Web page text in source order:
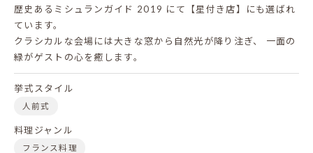
歴史あるミシュランガイド 2019 にて【星付き店】にも選ばれ
ています。
クラシカルな会場には大きな窓から自然光が降り注ぎ、
一面の
緑がゲストの心を癒します。
挙式スタイル
人前式
料理ジャンル
フランス料理